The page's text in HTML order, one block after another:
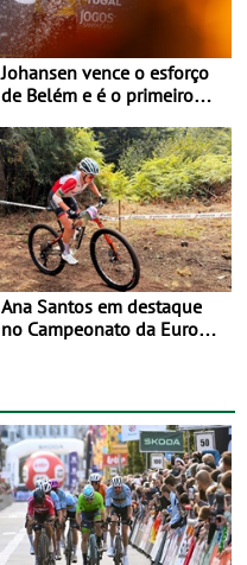
Johansen vence o esforço
de Belém e é o primeiro
a Portugal - Prova decorre
entre 5 e 16 de Agosto
Ana Santos em destaque
no Campeonato da Europa